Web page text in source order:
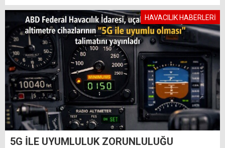
HAVACILIK HABERLERİ
5G İLE UYUMLULUK ZORUNLULUĞU